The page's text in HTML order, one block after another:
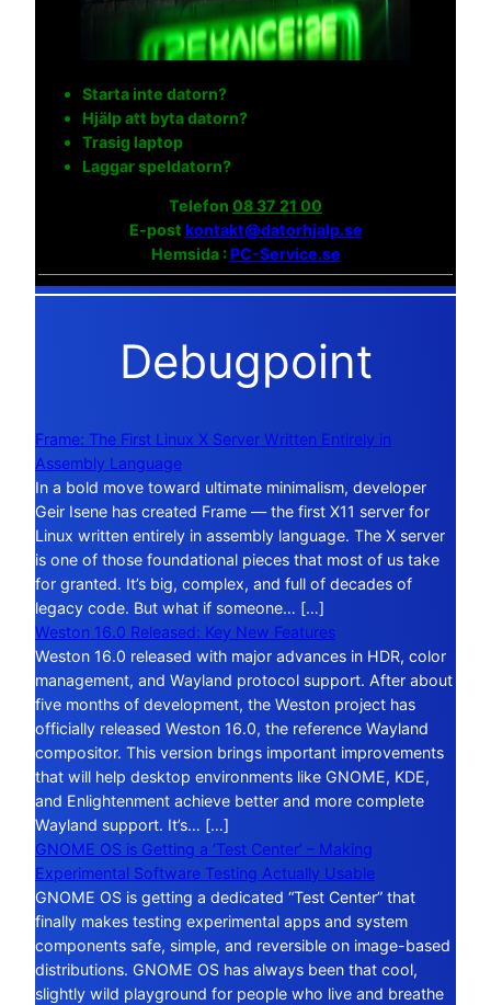
Starta inte datorn?
Hjälp att byta datorn?
Trasig laptop
Laggar speldatorn?
Telefon 08 37 21 00
E-post kontakt@datorhjalp.se
Hemsida :PC-Service.se
Debugpoint
Frame: The First Linux X Server Written Entirely in
Assembly Language
In a bold move toward ultimate minimalism, developer
Geir Isene has created Frame — the first X11 server for
Linux written entirely in assembly language. The X server
is one of those foundational pieces that most of us take
for granted. It’s big, complex, and full of decades of
legacy code. But what if someone… […]
Weston 16.0 Released: Key New Features
Weston 16.0 released with major advances in HDR, color
management, and Wayland protocol support. After about
five months of development, the Weston project has
officially released Weston 16.0, the reference Wayland
compositor. This version brings important improvements
that will help desktop environments like GNOME, KDE,
and Enlightenment achieve better and more complete
Wayland support. It’s… […]
GNOME OS is Getting a ‘Test Center’ – Making
Experimental Software Testing Actually Usable
GNOME OS is getting a dedicated “Test Center” that
finally makes testing experimental apps and system
components safe, simple, and reversible on image-based
distributions. GNOME OS has always been that cool,
slightly wild playground for people who live and breathe